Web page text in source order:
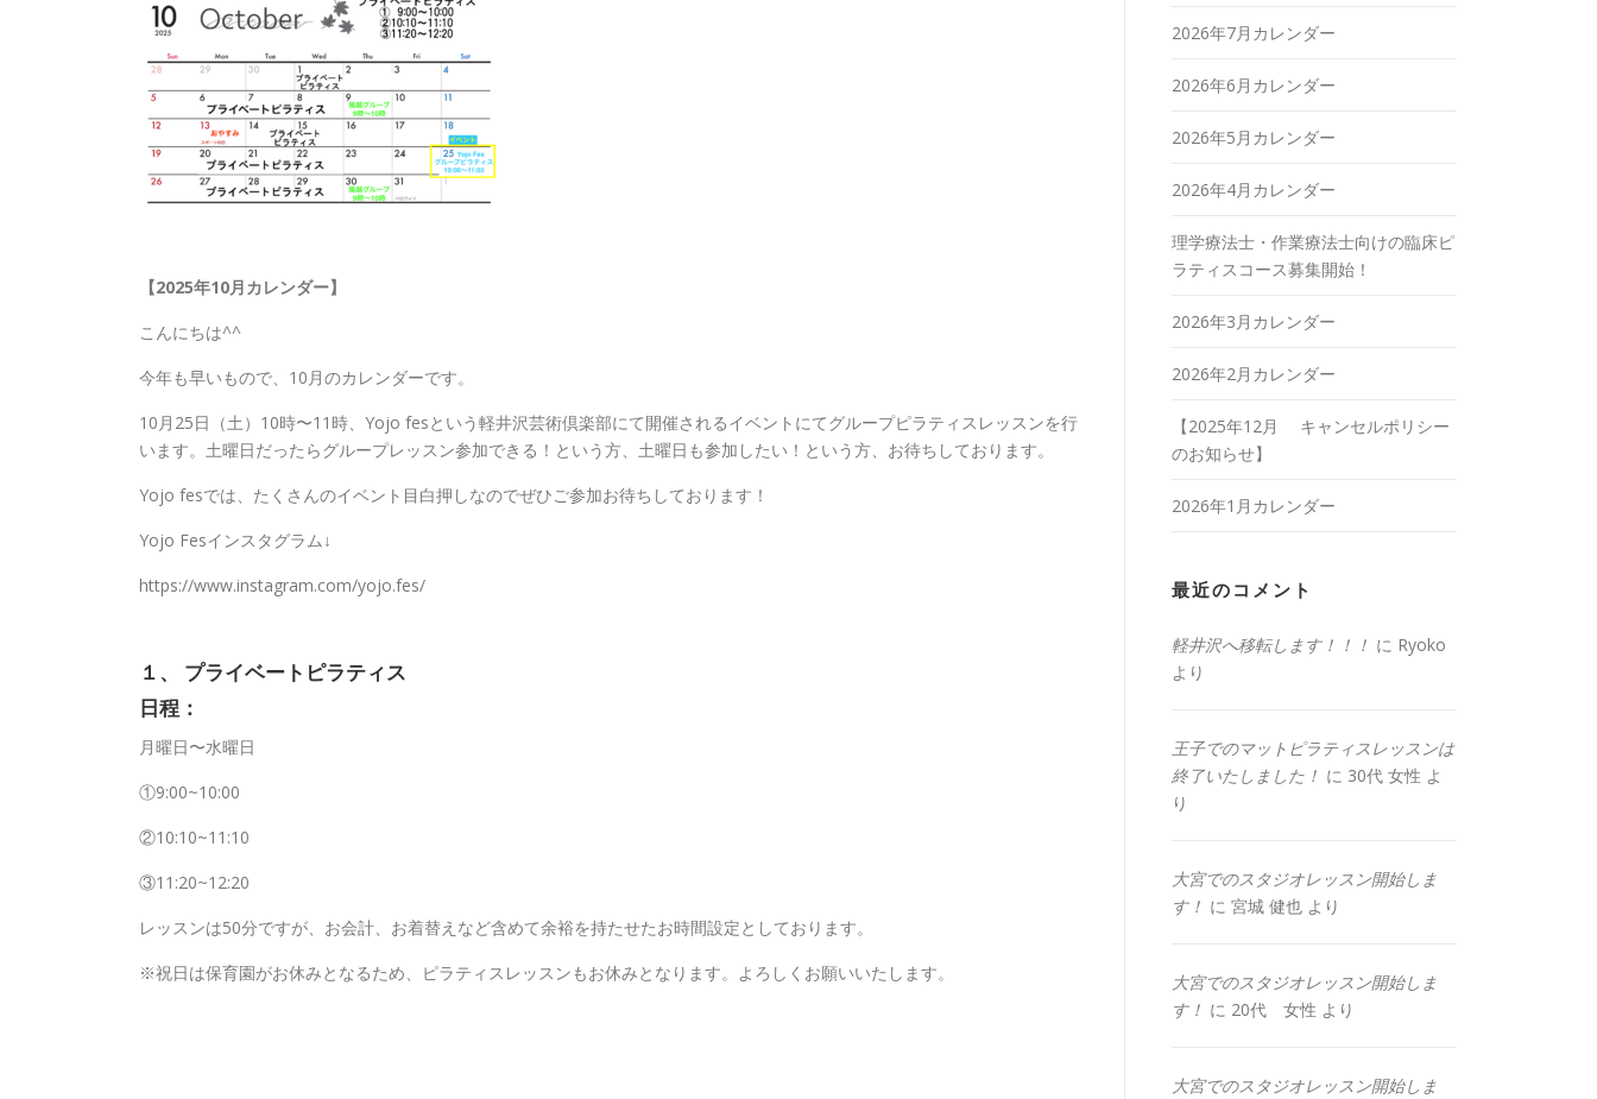
【2025年10月カレンダー】
こんにちは^^
今年も早いもので、10月のカレンダーです。
10月25日（土）10時〜11時、Yojo fesという軽井沢芸術倶楽部にて開催されるイベントにてグループピラティスレッスンを行
います。土曜日だったらグループレッスン参加できる！という方、土曜日も参加したい！という方、お待ちしております。
Yojo fesでは、たくさんのイベント目白押しなのでぜひご参加お待ちしております！
Yojo Fesインスタグラム↓
https://www.instagram.com/yojo.fes/
１、 プライベートピラティス
日程：
月曜日〜水曜日
①9:00~10:00
②10:10~11:10
③11:20~12:20
レッスンは50分ですが、お会計、お着替えなど含めて余裕を持たせたお時間設定としております。
※祝日は保育園がお休みとなるため、ピラティスレッスンもお休みとなります。よろしくお願いいたします。
2026年7月カレンダー
2026年6月カレンダー
2026年5月カレンダー
2026年4月カレンダー
理学療法士・作業療法士向けの臨床ピ
ラティスコース募集開始！
2026年3月カレンダー
2026年2月カレンダー
【2025年12月 キャンセルポリシー
のお知らせ】
2026年1月カレンダー
最近のコメント
軽井沢へ移転します！！！ に Ryoko
より
王子でのマットピラティスレッスンは
終了いたしました！ に 30代 女性 よ
り
大宮でのスタジオレッスン開始しま
す！ に 宮城 健也 より
大宮でのスタジオレッスン開始しま
す！ に 20代 女性 より
大宮でのスタジオレッスン開始しま